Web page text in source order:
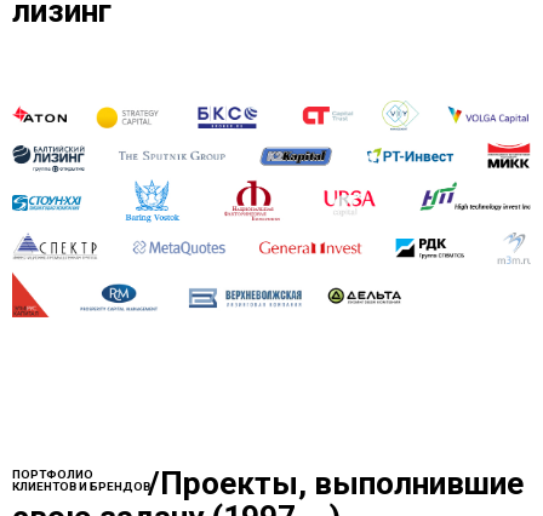
лизинг
ПОРТФОЛИО
КЛИЕНТОВ И БРЕНДОВ/Проекты, выполнившие